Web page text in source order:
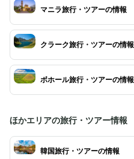
マニラ旅行・ツアーの情報
クラーク旅行・ツアーの情報
ボホール旅行・ツアーの情報
ほかエリアの旅行・ツアー情報
韓国旅行・ツアーの情報